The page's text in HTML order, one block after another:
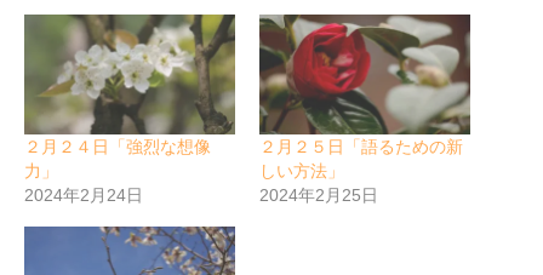
２月２４日「強烈な想像
力」
2024年2月24日
２月２５日「語るための新
しい方法」
2024年2月25日